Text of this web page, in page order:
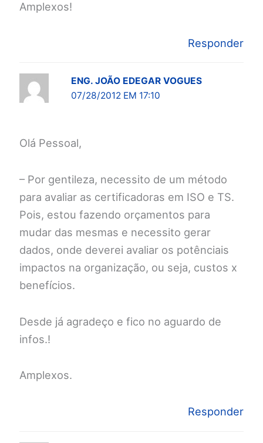
Amplexos!
Responder
ENG. JOÃO EDEGAR VOGUES
07/28/2012 EM 17:10
Olá Pessoal,
– Por gentileza, necessito de um método
para avaliar as certificadoras em ISO e TS.
Pois, estou fazendo orçamentos para
mudar das mesmas e necessito gerar
dados, onde deverei avaliar os potênciais
impactos na organização, ou seja, custos x
benefícios.
Desde já agradeço e fico no aguardo de
infos.!
Amplexos.
Responder